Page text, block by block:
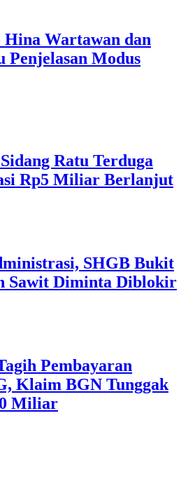
Hina Wartawan dan
Modus
Ratu Terduga
Rp5 Miliar Berlanjut
SHGB Bukit
Sawit Diminta Diblokir
Pembayaran
Klaim BGN Tunggak
Miliar